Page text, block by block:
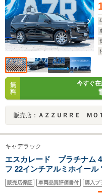
無
料
今すぐ
販売店： ＡＺＺＵＲＲＥ ＭＯＴ
キャデラック
エスカレード プラチナム
フ 22インチアルミホイー
レザー シートヒーター シー
ターテインメントシステム
販売店保証 車両品質評価書付 購入プ